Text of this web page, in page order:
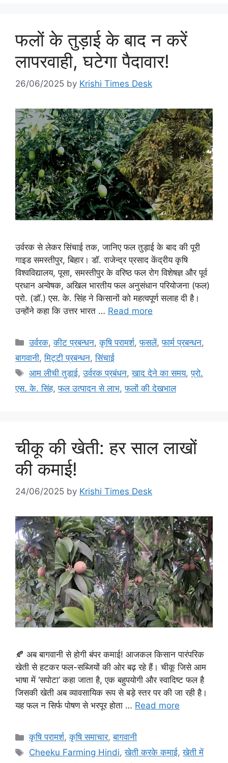
फलों के तुड़ाई के बाद न करें
लापरवाही, घटेगा पैदावार!
26/06/2025 by Krishi Times Desk
उर्वरक से लेकर सिंचाई तक, जानिए फल तुड़ाई के बाद की पूरी
गाइड समस्तीपुर, बिहार। डॉ. राजेन्द्र प्रसाद केंद्रीय कृषि
विश्वविद्यालय, पूसा, समस्तीपुर के वरिष्ठ फल रोग विशेषज्ञ और पूर्व
प्रधान अन्वेषक, अखिल भारतीय फल अनुसंधान परियोजना (फल)
प्रो. (डॉ.) एस. के. सिंह ने किसानों को महत्वपूर्ण सलाह दी है।
उन्होंने कहा कि उत्तर भारत … Read more
उर्वरक,कीट प्रबन्धन,कृषि परामर्श,फसलें,फार्म प्रबन्धन,
बागवानी,मि‌ट्टी प्रबन्धन,सिंचाई
आम लीची तुड़ाई,उर्वरक प्रबंधन,खाद देने का समय,प्रो.
एस. के. सिंह,फल उत्पादन से लाभ,फलों की देखभाल
चीकू की खेती: हर साल लाखों
की कमाई!
24/06/2025 by Krishi Times Desk
🍂 अब बागवानी से होगी बंपर कमाई! आजकल किसान पारंपरिक
खेती से हटकर फल-सब्जियों की ओर बढ़ रहे हैं। चीकू जिसे आम
भाषा में ‘सपोटा’ कहा जाता है, एक बहुपयोगी और स्वादिष्ट फल है
जिसकी खेती अब व्यावसायिक रूप से बड़े स्तर पर की जा रही है।
यह फल न सिर्फ पोषण से भरपूर होता … Read more
कृषि परामर्श,कृषि समाचार,बागवानी
Cheeku Farming Hindi,खेती करके कमाई,खेती में